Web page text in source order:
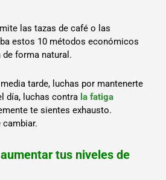
las tazas de café o las
estos 10 métodos económicos
de forma natural.
tarde, luchas por mantenerte
día, luchas contra la fatiga
te sientes exhausto.
cambiar.
tus niveles de